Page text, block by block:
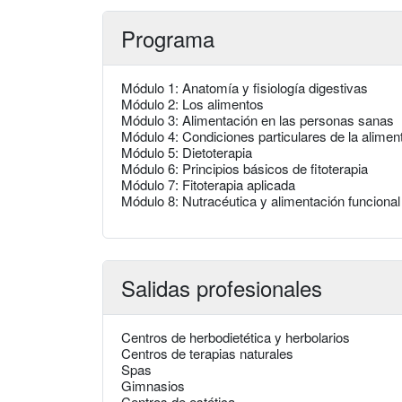
Programa
Módulo 1: Anatomía y fisiología digestivas
Módulo 2: Los alimentos
Módulo 3: Alimentación en las personas sanas
Módulo 4: Condiciones particulares de la
Módulo 5: Dietoterapia
Módulo 6: Principios básicos de fitoterapia
Módulo 7: Fitoterapia aplicada
Módulo 8: Nutracéutica y alimentación funcional
Salidas profesionales
Centros de herbodietética y herbolarios
Centros de terapias naturales
Spas
Gimnasios